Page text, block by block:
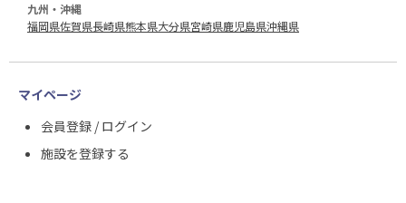
九州・沖縄
福岡県佐賀県長崎県熊本県大分県宮崎県鹿児島県沖縄県
マイページ
会員登録 / ログイン
施設を登録する